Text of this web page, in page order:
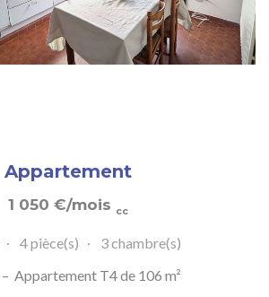
Appartement
1 050 €/mois cc
4 pièce(s)
3 chambre(s)
Appartement T4 de 106 m²